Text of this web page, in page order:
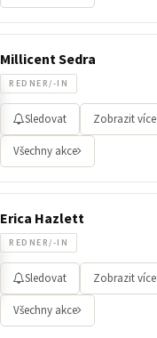
Millicent Sedra
REDNER/-IN
Sledovat Zobrazit více
Všechny akce
Erica Hazlett
REDNER/-IN
Sledovat Zobrazit více
Všechny akce